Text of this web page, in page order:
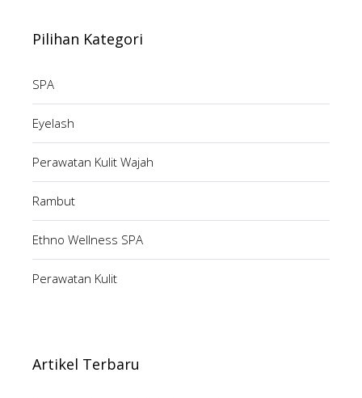
Pilihan Kategori
SPA
Eyelash
Perawatan Kulit Wajah
Rambut
Ethno Wellness SPA
Perawatan Kulit
Artikel Terbaru